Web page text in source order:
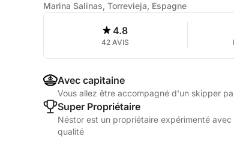
Marina Salinas, Torrevieja, Espagne
4.8
42 AVIS
Avec capitaine
Vous allez être accompagné d'un skipper
Super Propriétaire
Néstor est un propriétaire expérimenté
qualité